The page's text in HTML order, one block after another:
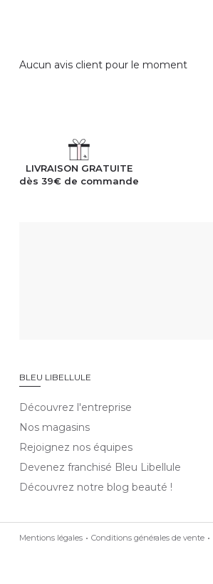
Aucun avis client pour le moment
LIVRAISON GRATUITE
dès 39€ de commande
BLEU LIBELLULE
Découvrez l'entreprise
Nos magasins
Rejoignez nos équipes
Devenez franchisé Bleu Libellule
Découvrez notre blog beauté !
Mentions légales Conditions générales de vente